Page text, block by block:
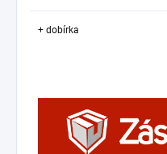
+ dobírka